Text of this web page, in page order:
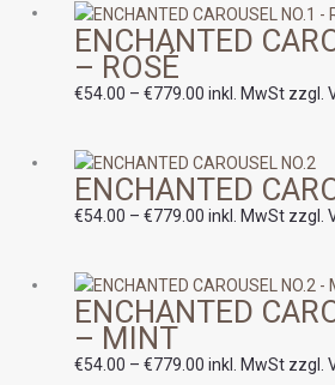
ENCHANTED
– ROSÉ
€54.00 – €779.00
Preisspanne:
€54.00
€779.00
inkl. MwSt zzgl.
ENCHANTED
€54.00 – €779.00
Preisspanne:
€54.00
bis
inkl. MwSt zzgl.
ENCHANTED
– MINT
€54.00 – €779.00
Preisspanne:
€54.00
€779.00
inkl. MwSt zzgl.